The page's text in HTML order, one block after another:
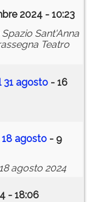
2024 - 10:23
Sant'Anna
Teatro
31 agosto - 16
agosto - 9
agosto 2024
- 18:06